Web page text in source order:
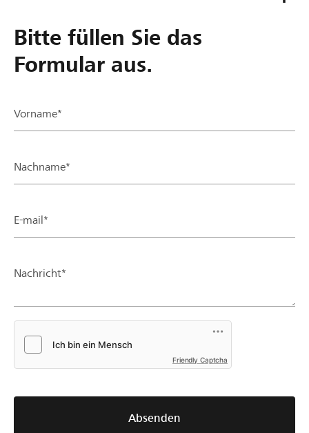
Bitte füllen Sie das
Formular aus.
Vorname*
Nachname*
E-mail*
Nachricht*
Friendly Captcha
Absenden